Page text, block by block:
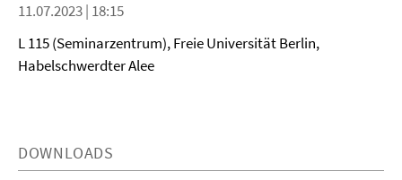
11.07.2023 | 18:15
L 115 (Seminarzentrum), Freie Universität Berlin,
Habelschwerdter Alee
DOWNLOADS